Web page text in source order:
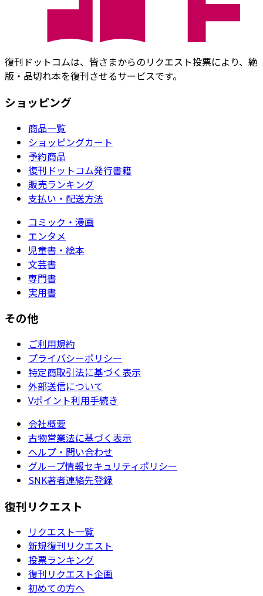
復刊ドットコムは、皆さまからのリクエスト投票により、絶
版・品切れ本を復刊させるサービスです。
ショッピング
商品一覧
ショッピングカート
予約商品
復刊ドットコム発行書籍
販売ランキング
支払い・配送方法
コミック・漫画
エンタメ
児童書・絵本
文芸書
専門書
実用書
その他
ご利用規約
プライバシーポリシー
特定商取引法に基づく表示
外部送信について
Vポイント利用手続き
会社概要
古物営業法に基づく表示
ヘルプ・問い合わせ
グループ情報セキュリティポリシー
SNK著者連絡先登録
復刊リクエスト
リクエスト一覧
新規復刊リクエスト
投票ランキング
復刊リクエスト企画
初めての方へ